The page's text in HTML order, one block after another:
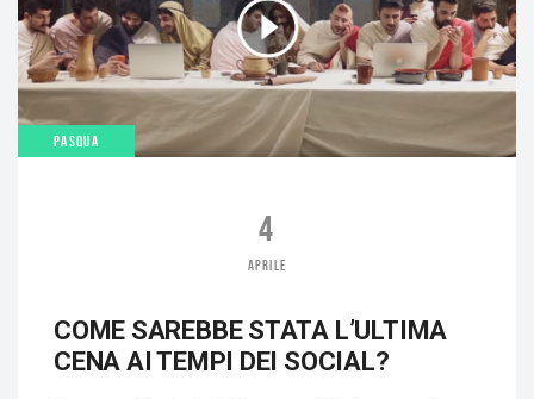
PASQUA
4
APRILE
COME SAREBBE STATA L’ULTIMA
CENA AI TEMPI DEI SOCIAL?